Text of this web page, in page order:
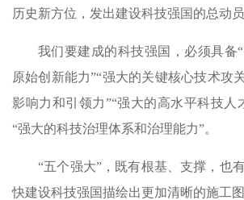
历史新方位，发出建设科技强国的总
我们要建成的科技强国，必须具备
原始创新能力”“强大的关键核心技术攻
影响力和引领力”“强大的高水平科技人
“强大的科技治理体系和治理能力”。
“五个强大”，既有根基、支撑，也
快建设科技强国描绘出更加清晰的施工图